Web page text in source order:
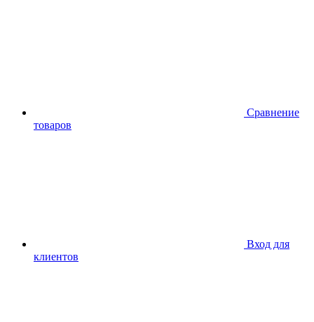
Сравнение
товаров
Вход для
клиентов